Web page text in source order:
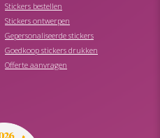
Stickers bestellen
Stickers ontwerpen
Gepersonaliseerde stickers
Goedkoop stickers drukken
Offerte aanvragen